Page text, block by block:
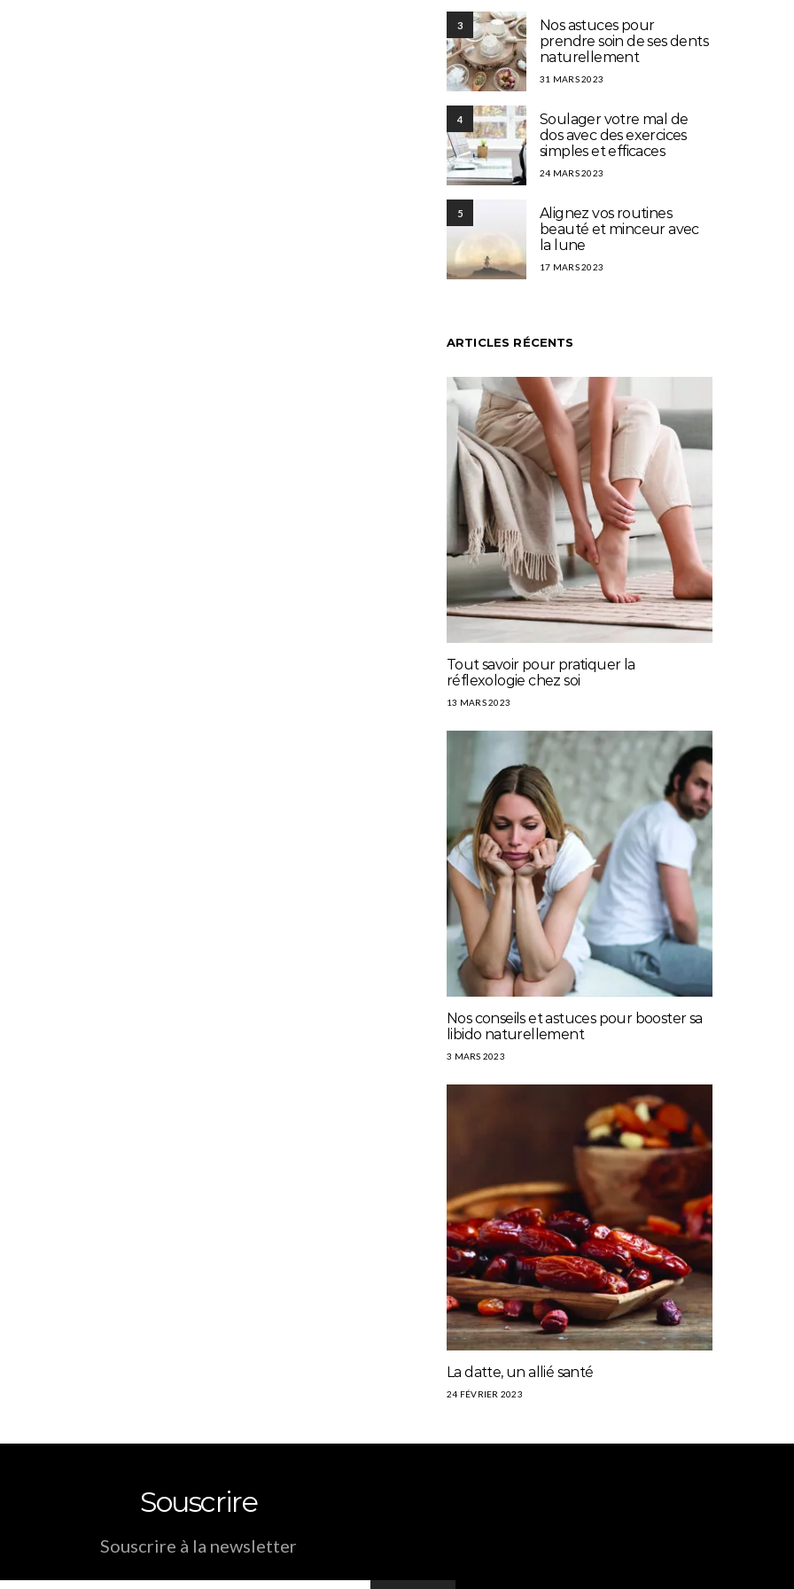
3
Nos astuces pour
prendre soin de ses dents
naturellement
31 MARS 2023
4
Soulager votre mal de
dos avec des exercices
simples et efficaces
24 MARS 2023
5
Alignez vos routines
beauté et minceur avec
la lune
17 MARS 2023
ARTICLES RÉCENTS
Tout savoir pour pratiquer la
réflexologie chez soi
13 MARS 2023
Nos conseils et astuces pour booster sa
libido naturellement
3 MARS 2023
La datte, un allié santé
24 FÉVRIER 2023
Souscrire
Souscrire à la newsletter